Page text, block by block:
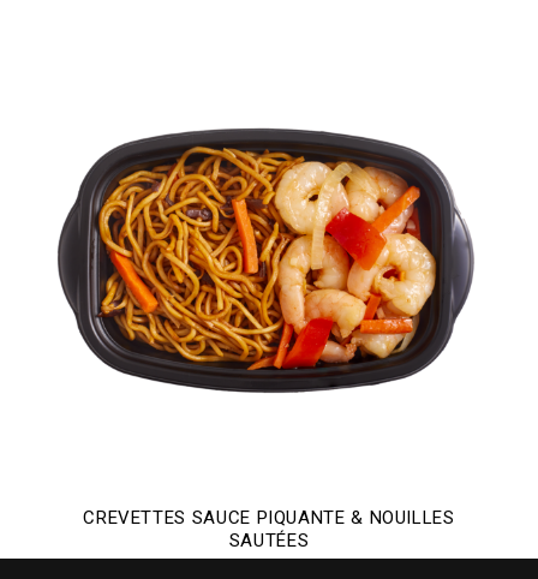
CREVETTES SAUCE PIQUANTE & NOUILLES
SAUTÉES